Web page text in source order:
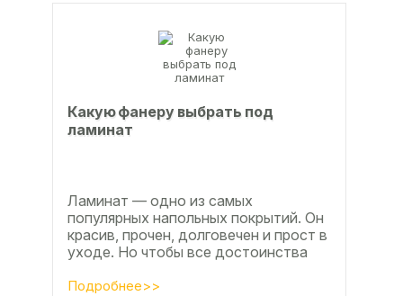
Какую фанеру выбрать под
ламинат
Ламинат — одно из самых
популярных напольных покрытий. Он
красив, прочен, долговечен и прост в
уходе. Но чтобы все достоинства
раскрылись, важно...
Подробнее>>